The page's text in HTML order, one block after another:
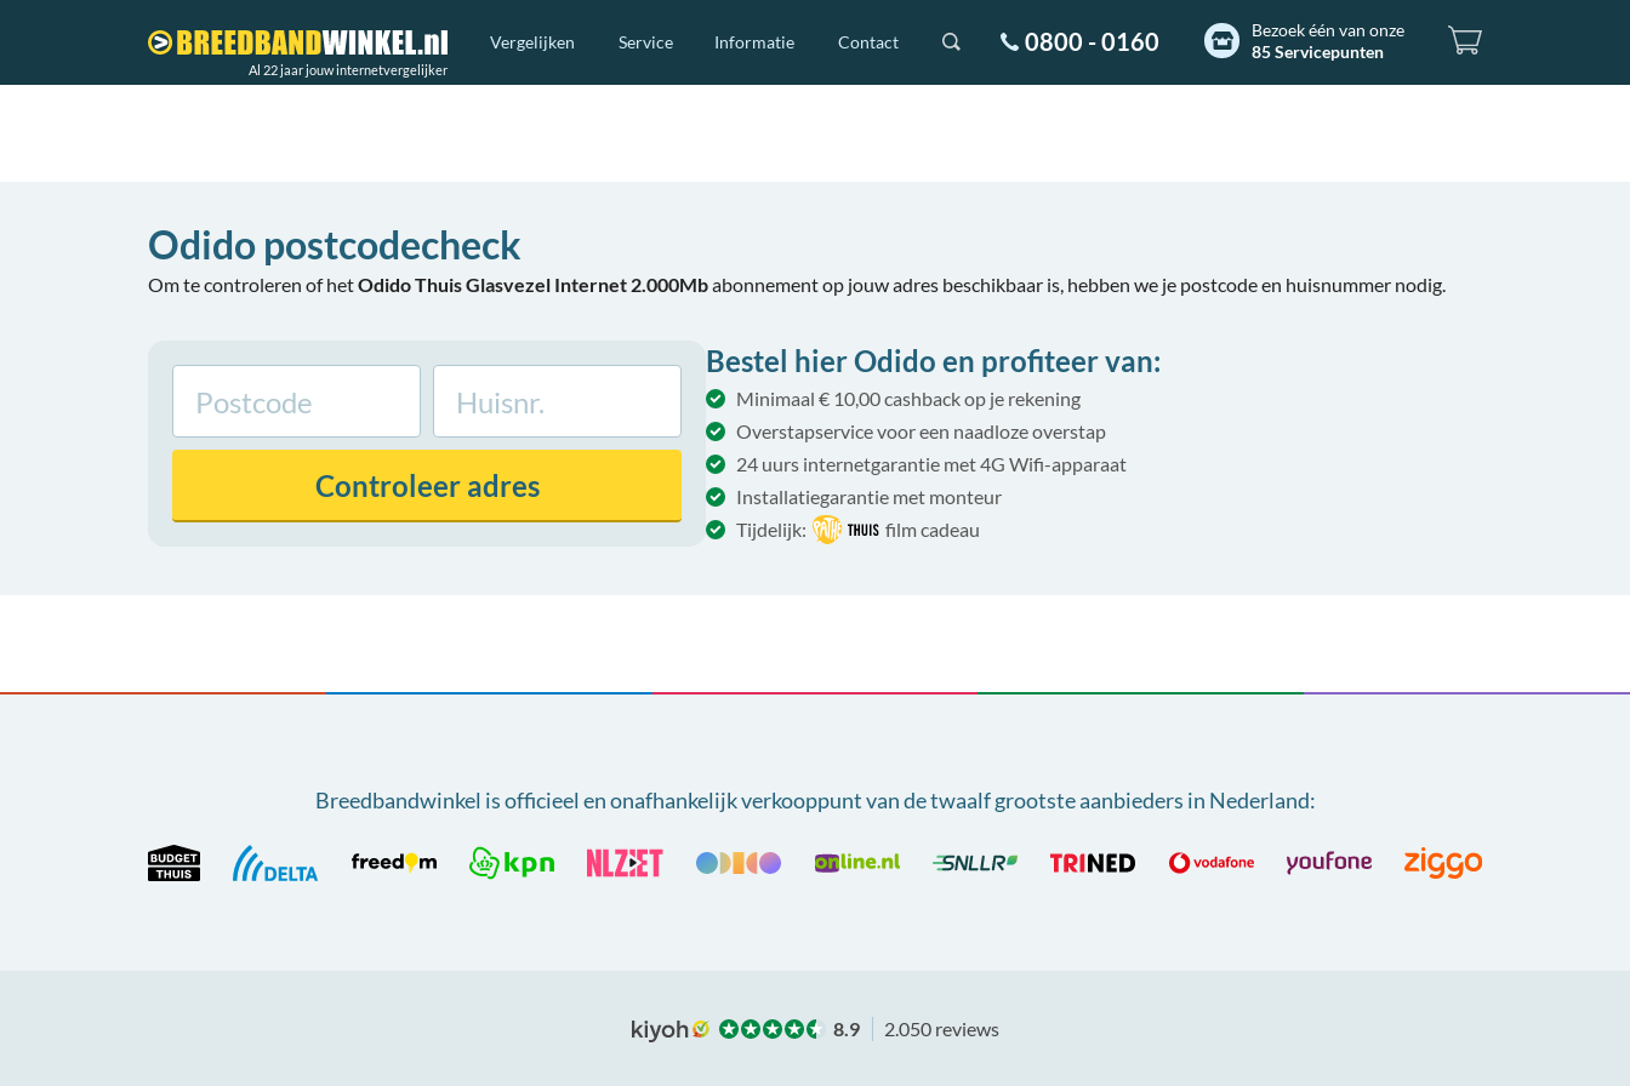
Al 22 jaar jouw internetvergelijker
Vergelijken Service Informatie Contact 0800 - 0160
Bezoek één van onze
85 Servicepunten
Odido postcodecheck
Om te controleren of hetOdido Thuis Glasvezel Internet 2.000Mbabonnement op jouw adres beschikbaar is, hebben we je postcode en huisnummer nodig.
Controleeradres
Bestel hier Odido en profiteer van:
Minimaal € 10,00 cashback op je rekening
Overstapservice voor een naadloze overstap
24 uurs internetgarantie met 4G Wifi-apparaat
Installatiegarantie met monteur
Tijdelijk:
film cadeau
Breedbandwinkel is officieel en onafhankelijk verkooppunt vande twaalf grootste aanbieders in Nederland:
8.9 2.050 reviews